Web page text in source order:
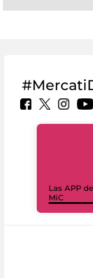
Las APP
MiC